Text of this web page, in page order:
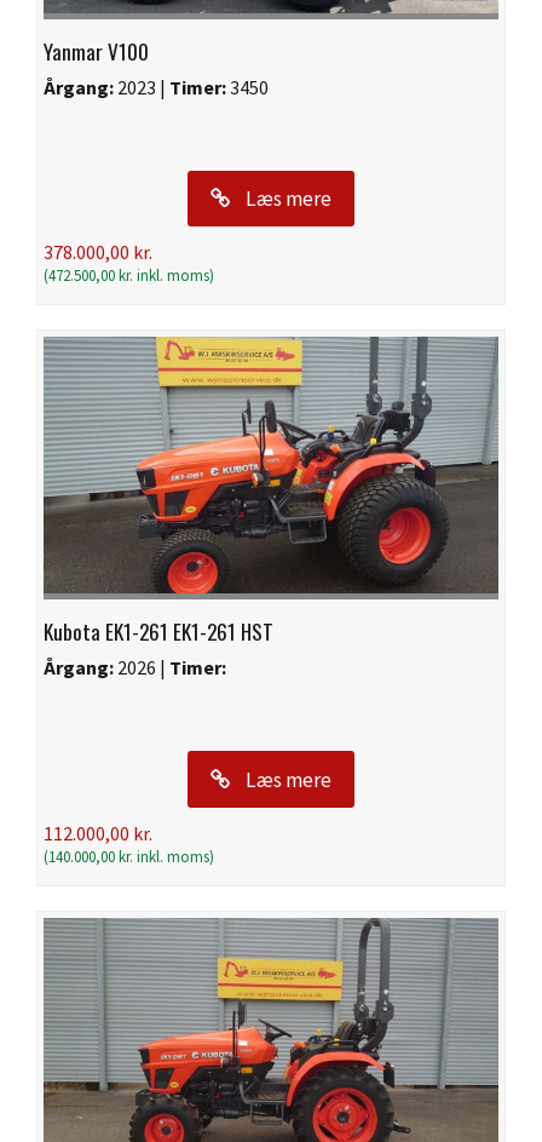
Yanmar V100
Årgang: 2023 | Timer:3450
Læs mere
378.000,00 kr.
(472.500,00kr. inkl. moms)
Kubota EK1-261 EK1-261 HST
Årgang: 2026 | Timer:
Læs mere
112.000,00 kr.
(140.000,00kr. inkl. moms)